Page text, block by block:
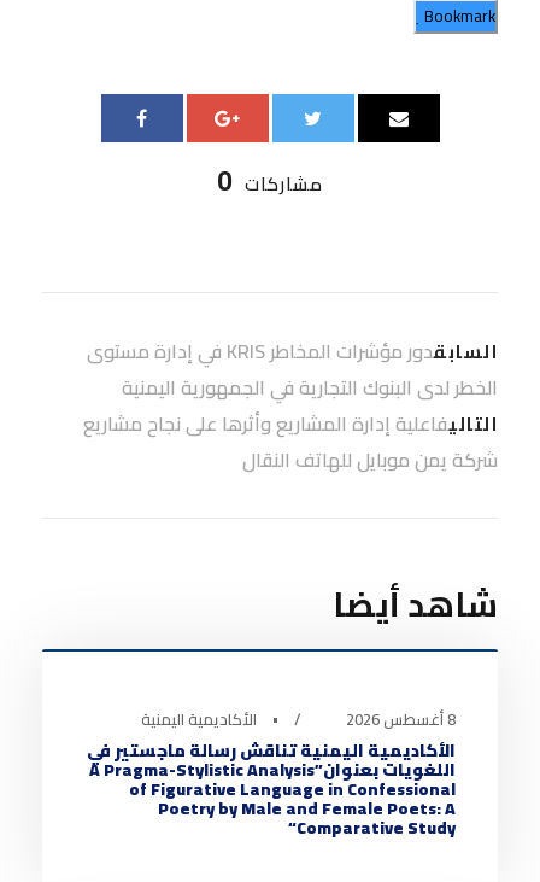
Bookmark
0 مشاركات
السابق
دور مؤشرات المخاطر KRIS في إدارة مستوى
الخطر لدى البنوك التجارية في الجمهورية اليمنية
التاليفاعلية إدارة المشاريع وأثرها على نجاح مشاريع
شركة يمن موبايل للهاتف النقال
شاهد أيضا
أخبار الأكاديمية
8 أغسطس 2026 • الأكاديمية اليمنية
الأكاديمية اليمنية تناقش رسالة ماجستير في
اللغويات بعنوان”A Pragma-Stylistic Analysis
of Figurative Language in Confessional
Poetry by Male and Female Poets: A
Comparative Study“